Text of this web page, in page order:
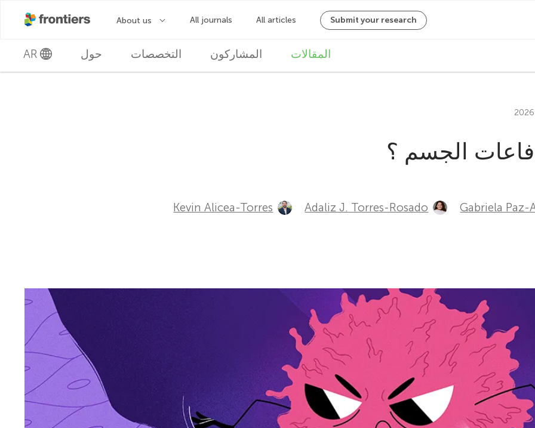
M
a
v
t
i
o
n
المقالات المشاركون التخصصات حول AR
الجسم ؟
Gabriela Paz-
Adaliz J. Torres-Rosado
Kevin Alicea-Torres